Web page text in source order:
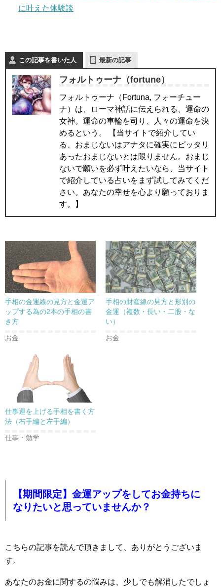
に叶えた体験談
この記事を書いた人 最新の記事
フォルトゥーナ（fortune）
フォルトゥーナ（Fortuna, フォーチュー
ナ）は、ローマ神話に伝えられる、運命の
女神。運命の車輪を司り、人々の運命を決
めるという。 【当サイトで紹介してい
る、おまじないはアナタに確実にピッタリ
あったおまじないとは限りません。おまじ
ないで願いを必ず叶えたいなら、当サイト
で紹介している占いをまず試してみてくだ
さい。あなたの幸せを心より願っておりま
す。】
手相の金運線の見方と金運ア
ップする為の2本の手相の書
き方
お金
手相の財産線の見方と形別の
金運（複数・長い・二股・な
い）
お金
仕事運を上げる手相を書く方
法（右手編と左手編）
仕事・勉学
【期間限定】金運アップをしてお金持ちに
なりたいと思っていませんか？
こちらの記事を読んで頂きまして、ありがとうございま
す。
あなたのお金に関するの悩みは、少しでも解消したでしょ